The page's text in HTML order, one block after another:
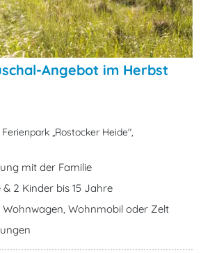
Angebot im Herbst
„Rostocker Heide",
mit der Familie
2 Kinder bis 15 Jahre
Wohnmobil oder Zelt